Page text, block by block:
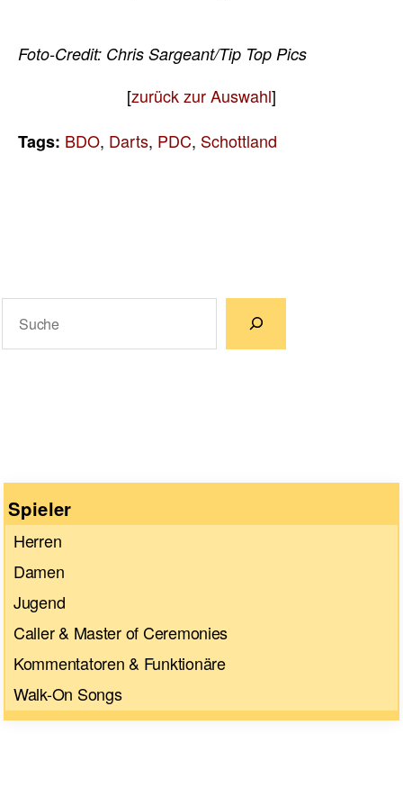
Foto-Credit: Chris Sargeant/Tip Top Pics
[zurück zur Auswahl]
Tags: BDO, Darts, PDC, Schottland
Spieler
Herren
Damen
Jugend
Caller & Master of Ceremonies
Kommentatoren & Funktionäre
Walk-On Songs